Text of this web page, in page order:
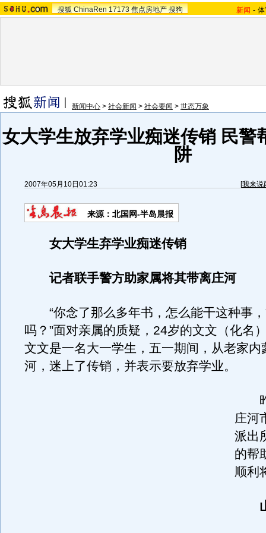
搜狐 ChinaRen 17173 焦点房地产 搜狗 新闻 -
新闻中心 > 社会新闻 > 社会要闻 > 世态万象
女大学生放弃学业痴迷传销 民警
阱
2007年05月10日01:23 [我来说
来源：北国网-半岛晨报
女大学生弃学业痴迷传销
记者联手警方助家属将其带离庄河
“你念了那么多年书，怎么能干这种事，
吗？”面对亲属的质疑，24岁的文文（化名
文文是一名大一学生，五一期间，从老家内
河，迷上了传销，并表示要放弃学业。
昨
庄河
派出
的帮
顺利